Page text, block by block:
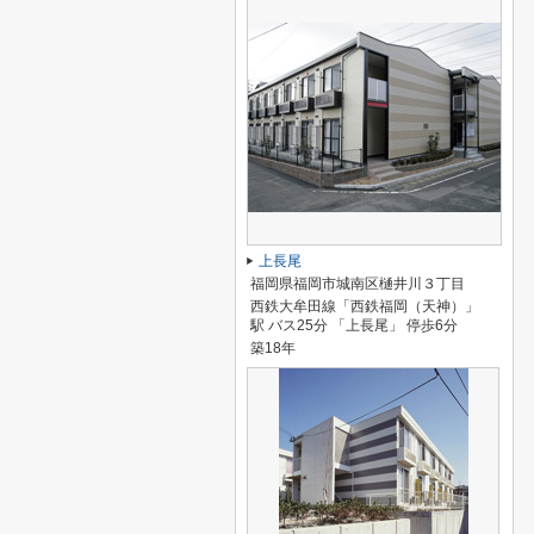
上長尾
福岡県福岡市城南区樋井川３丁目
西鉄大牟田線「西鉄福岡（天神）」
駅 バス25分 「上長尾」 停歩6分
築18年